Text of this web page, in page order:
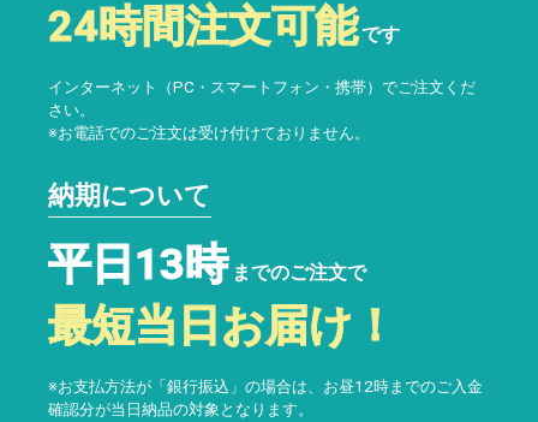
24時間注文可能です
インターネット（PC・スマートフォン・携帯）でご注文くだ
さい。
※お電話でのご注文は受け付けておりません。
納期について
平日13時 までのご注文で
最短当日お届け！
※お支払方法が「銀行振込」の場合は、お昼12時までのご入金
確認分が当日納品の対象となります。